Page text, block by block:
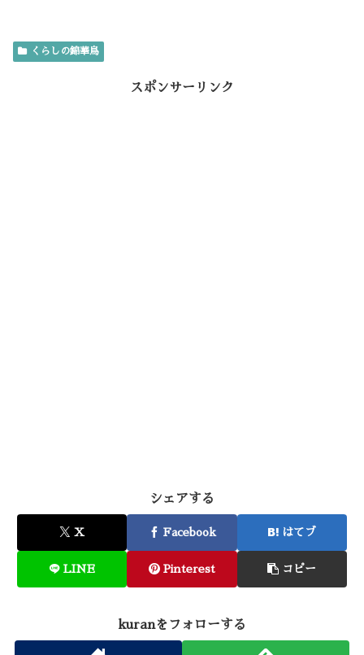
e
b
it
te
a
t
くらしの錦華鳥
スポンサーリンク
シェアする
X Facebook はてブ
LINE Pinterest コピー
kuranをフォローする